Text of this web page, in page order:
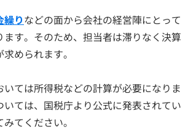
繰りなどの面から会社の経営陣にとって
ます。そのため、担当者は滞りなく決算
められます。
いては所得税などの計算が必要になりま
いては、国税庁より公式に発表されてい
てください。